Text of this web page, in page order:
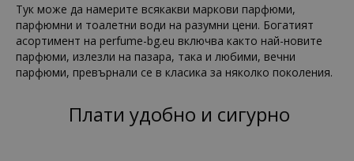
Тук може да намерите всякакви маркови парфюми,
парфюмни и тоалетни води на разумни цени. Богатият
асортимент на perfume-bg.eu включва както най-новите
парфюми, излезли на пазара, така и любими, вечни
парфюми, превърнали се в класика за няколко поколения.
Плати удобно и сигурно